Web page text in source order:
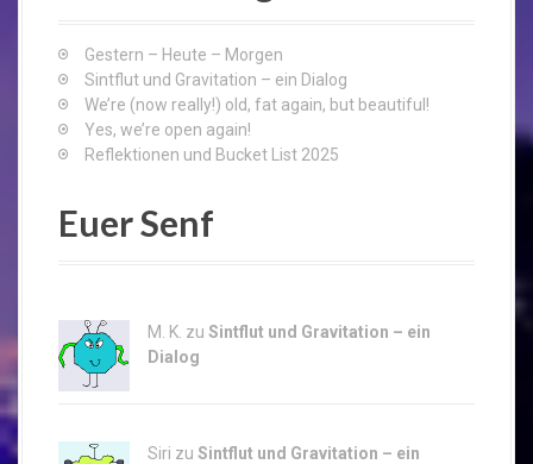
Gestern – Heute – Morgen
Sintflut und Gravitation – ein Dialog
We’re (now really!) old, fat again, but beautiful!
Yes, we’re open again!
Reflektionen und Bucket List 2025
Euer Senf
M. K. zu Sintflut und Gravitation – ein
Dialog
Siri zu Sintflut und Gravitation – ein